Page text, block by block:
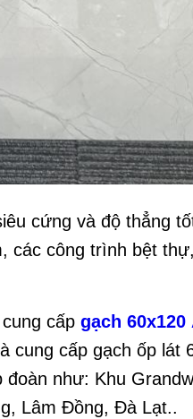
cứng và độ thẳng
các công trình bệt
cấp gạch 60x120
cung cấp gạch ốp lát
như: Khu
Lâm Đồng, Đà Lạt..